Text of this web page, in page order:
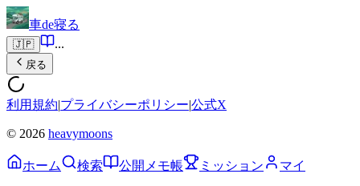
車de寝る
🇯🇵 ...
戻る
利用規約|プライバシーポリシー|公式X
© 2026 heavymoons
ホーム 検索 公開メモ帳 ミッション マイ